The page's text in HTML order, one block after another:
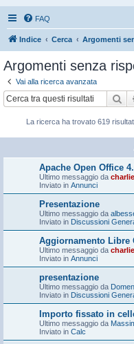
FAQ
Indice Cerca Argomenti
Argomenti senza
Vai alla ricerca avanzata
La ricerca ha trovato 619
Apache Open Office
Ultimo messaggio da charlie
Inviato in Annunci
Presentazione
Ultimo messaggio da
Inviato in Discussioni
Aggiornamento Libre
Ultimo messaggio da charlie
Inviato in Annunci
presentazione
Ultimo messaggio da
Inviato in Discussioni
Importo fissato in
Ultimo messaggio da
Inviato in Calc